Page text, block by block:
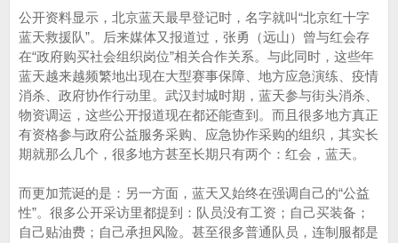
公开资料显示，北京蓝天最早登记时，名字就叫“北京红十字
蓝天救援队”。后来媒体又报道过，张勇（远山）曾与红会存
在“政府购买社会组织岗位”相关合作关系。与此同时，这些年
蓝天越来越频繁地出现在大型赛事保障、地方应急演练、疫情
消杀、政府协作行动里。武汉封城时期，蓝天参与街头消杀、
物资调运，这些公开报道现在都还能查到。而且很多地方真正
有资格参与政府公益服务采购、应急协作采购的组织，其实长
期就那么几个，很多地方甚至长期只有两个：红会，蓝天。
而更加荒诞的是：另一方面，蓝天又始终在强调自己的“公益
性”。很多公开采访里都提到：队员没有工资；自己买装备；
自己贴油费；自己承担风险。甚至很多普通队员，连制服都是